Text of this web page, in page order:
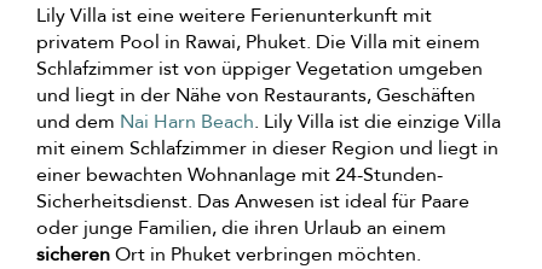
Lily Villa ist eine weitere Ferienunterkunft mit
privatem Pool in Rawai, Phuket. Die Villa mit einem
Schlafzimmer ist von üppiger Vegetation umgeben
und liegt in der Nähe von Restaurants, Geschäften
und dem Nai Harn Beach. Lily Villa ist die einzige Villa
mit einem Schlafzimmer in dieser Region und liegt in
einer bewachten Wohnanlage mit 24-Stunden-
Sicherheitsdienst. Das Anwesen ist ideal für Paare
oder junge Familien, die ihren Urlaub an einem
sicherenOrt in Phuket verbringen möchten.